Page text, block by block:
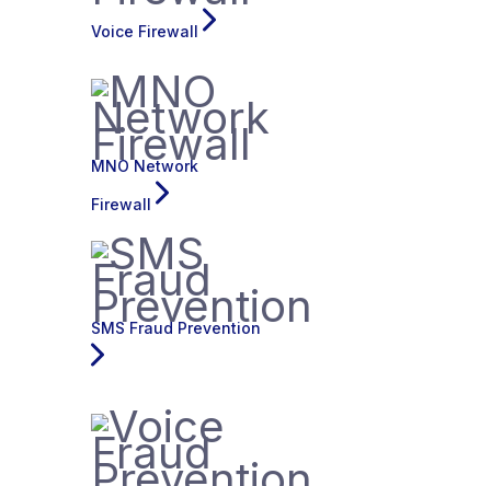
Voice Firewall
MNO Network
Firewall
SMS Fraud Prevention